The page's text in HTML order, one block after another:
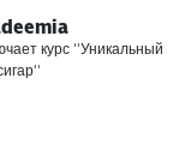
курс ''Уникальный